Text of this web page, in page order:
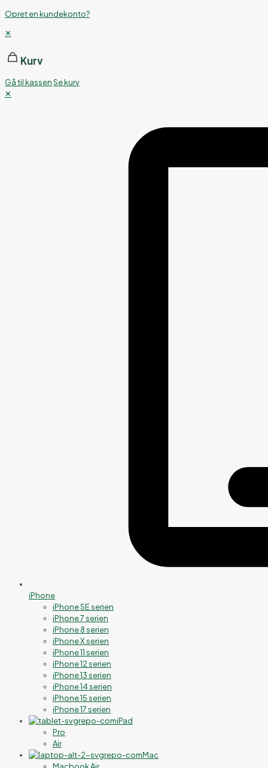
Opret en kundekonto?
✕
Kurv
Gå til kassenSe kurv
✕
iPhone
iPhone SE serien
iPhone 7 serien
iPhone 8 serien
iPhone X serien
iPhone 11 serien
iPhone 12 serien
iPhone 13 serien
iPhone 14 serien
iPhone 15 serien
iPhone 17 serien
iPad
Pro
Air
Mac